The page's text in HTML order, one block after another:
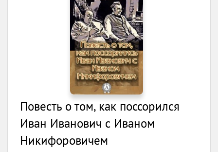
Повесть о том, как поссорился
Иван Иванович с Иваном
Никифоровичем